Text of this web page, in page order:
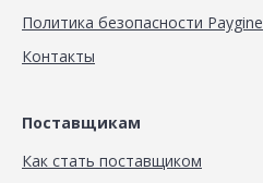
Политика безопасности Paygine
Контакты
Поставщикам
Как стать поставщиком